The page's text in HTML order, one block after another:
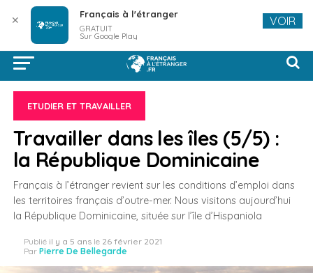
ETUDIER ET TRAVAILLER
Travailler dans les îles (5/5) :
la République Dominicaine
Français à l’étranger revient sur les conditions d’emploi dans
les territoires français d’outre-mer. Nous visitons aujourd’hui
la République Dominicaine, située sur l’île d’Hispaniola
Publié il y a 5 ans le 26 février 2021
Par Pierre De Bellegarde
✕ Français à l'étranger
GRATUIT
Sur Google Play
VOIR